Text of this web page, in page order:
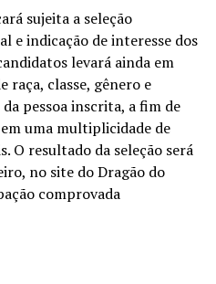
sujeita a seleção
e indicação de interesse dos
levará ainda em
raça, classe, gênero e
pessoa inscrita, a fim de
uma multiplicidade de
O resultado da seleção será
no site do Dragão do
comprovada